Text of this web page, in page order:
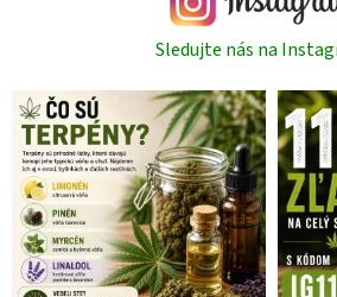
Sledujte nás na